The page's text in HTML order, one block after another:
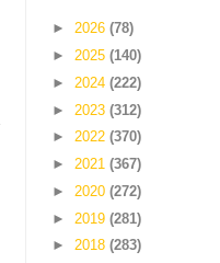
►2026(78)
►2025(140)
► 2024(222)
► 2023(312)
►2022(370)
►2021(367)
► 2020(272)
► 2019(281)
►2018(283)